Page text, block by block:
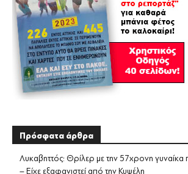
Πρόσφατα άρθρα
Λυκαβηττός: Θρίλερ με την 57χρονη γυναίκα
– Είχε εξαφανιστεί από την Κυψέλη